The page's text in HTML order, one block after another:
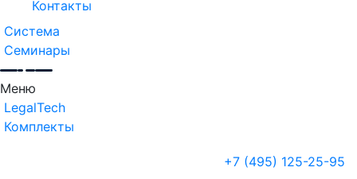
Контакты
Система
Семинары
Меню
LegalTech
Комплекты
+7 (495) 125-25-95